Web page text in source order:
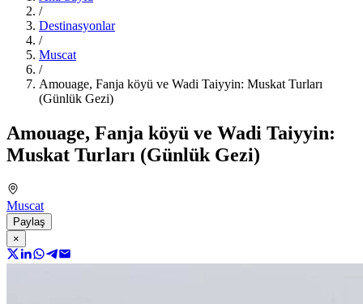
/
Destinasyonlar
/
Muscat
/
Amouage, Fanja köyü ve Wadi Taiyyin: Muskat Turları
(Günlük Gezi)
Amouage, Fanja köyü ve Wadi Taiyyin:
Muskat Turları (Günlük Gezi)
Muscat
Paylaş
×